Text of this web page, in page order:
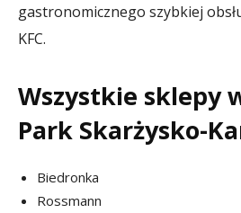
gastronomicznego szybkiej
KFC.
Wszystkie sklepy
Park Skarżysko-
Biedronka
Rossmann